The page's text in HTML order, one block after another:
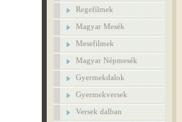
Regefilmek
Magyar Mesék
Mesefilmek
Magyar Népmesék
Gyermekdalok
Gyermekversek
Versek dalban